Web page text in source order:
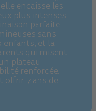
encaisse les
plus intenses
parfaite
sans
enfants, et la
qui misent
plateau
renforcée.
offrir 7 ans de